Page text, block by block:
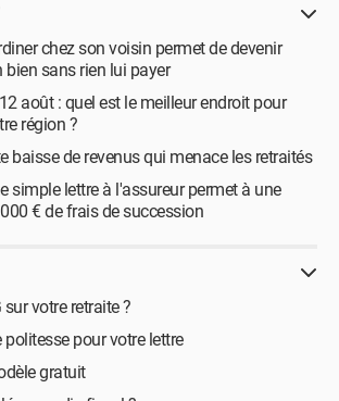
chez son voisin permet de devenir
bien sans rien lui payer
août : quel est le meilleur endroit pour
région ?
baisse de revenus qui menace les retraités
simple lettre à l'assureur permet à une
€ de frais de succession
votre retraite ?
pour votre lettre
gratuit